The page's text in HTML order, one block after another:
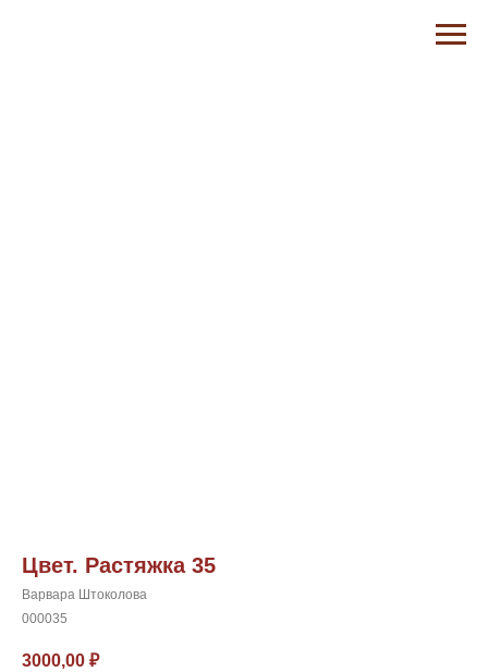
Цвет. Растяжка 35
Варвара Штоколова
000035
3000,00 ₽